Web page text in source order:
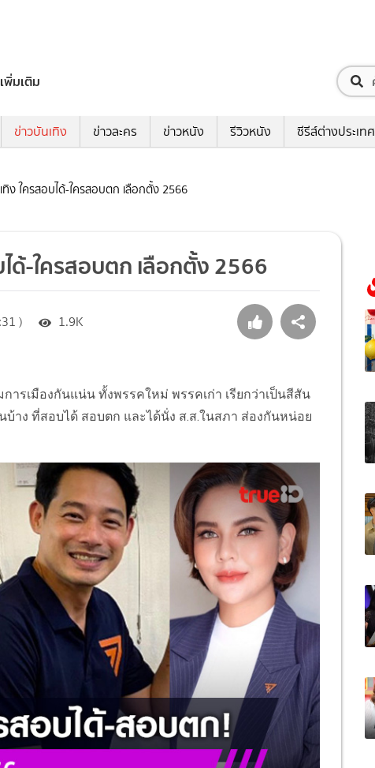
เพิ่มเติม
ข่าวบันเทิง ข่าวละคร ข่าวหนัง รีวิวหนัง ซีรีส์ต่างประเทศ
ง ใครสอบได้-ใครสอบตก เลือกตั้ง 2566
ด้-ใครสอบตก เลือกตั้ง 2566
) 1.9K
ารเมืองกันแน่น ทั้งพรรคใหม่ พรรคเก่า เรียกว่าเป็นสีสัน
าง ที่สอบได้ สอบตก และได้นั่ง ส.ส.ในสภา ส่องกันหน่อย